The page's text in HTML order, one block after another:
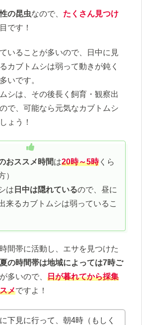
の昆虫なので、 たくさん見つけ
です！
いることが多いので、日中に見
カブトムシは弱って動きが鈍く
いです。
シは、その後長く飼育・観察出
で、可能なら元気なカブトムシ
ょう！
おススメ時間は20時～5時くら
）
は 日中は隠れているので、昼に
来るカブトムシは弱っているこ
間帯に活動し、エサを見つけた
夏の時間帯は地域によっては7時ご
多いので、 日が暮れてから採集
メですよ！
下見に行って、朝4時（もしく